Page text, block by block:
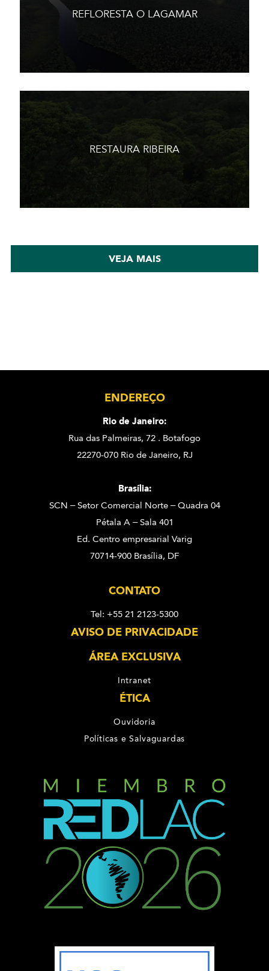
REFLORESTA O LAGAMAR
RESTAURA RIBEIRA
VEJA MAIS
ENDEREÇO
Rio de Janeiro:
Rua das Palmeiras, 72 . Botafogo
22270-070 Rio de Janeiro, RJ
Brasília:
SCN – Setor Comercial Norte – Quadra 04
Pétala A – Sala 401
Ed. Centro empresarial Varig
70714-900 Brasília, DF
CONTATO
Tel: +55 21 2123-5300
AVISO DE PRIVACIDADE
ÁREA EXCLUSIVA
Intranet
ÉTICA
Ouvidoria
Políticas e Salvaguardas